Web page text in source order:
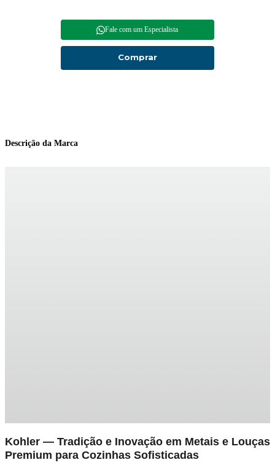
Fale com um Especialista
Comprar
Descrição da Marca
Kohler — Tradição e Inovação em Metais e Louças
Premium para Cozinhas Sofisticadas